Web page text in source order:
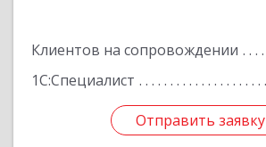
Клиентов на сопровождении
1С:Специалист
Отправить заявку
Отправить заявку